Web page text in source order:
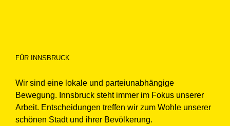
FÜR INNSBRUCK
Wir sind eine lokale und parteiunabhängige
Bewegung. Innsbruck steht immer im Fokus unserer
Arbeit. Entscheidungen treffen wir zum Wohle unserer
schönen Stadt und ihrer Bevölkerung.